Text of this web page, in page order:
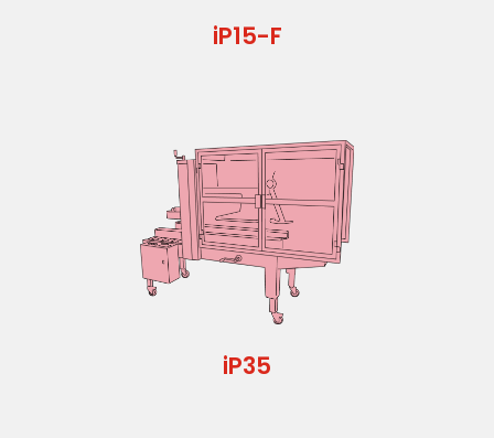
iP15-F
Modelo iP15-F
Sistema monobloque de formado y
precintado
Más detalles
iP35